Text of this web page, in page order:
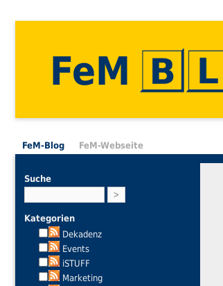
FeM
FeM-Blog FeM-Webseite
Suche
Kategorien
Dekadenz
Events
iSTUFF
Marketing